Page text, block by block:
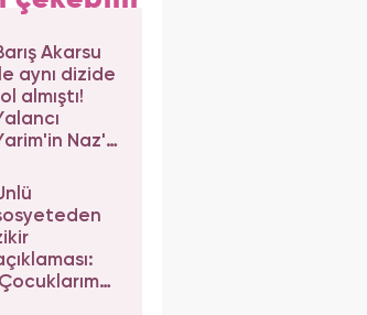
Akarsu
aynı dizide
almıştı!
Naz'ı
yağdı